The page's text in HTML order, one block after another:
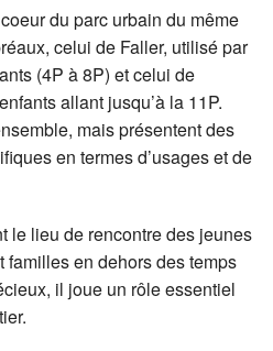
du parc urbain du même
celui de Faller, utilisé par
(4P à 8P) et celui de
allant jusqu’à la 11P.
mais présentent des
en termes d’usages et de
le lieu de rencontre des jeunes
familles en dehors des temps
il joue un rôle essentiel